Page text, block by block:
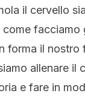
il cervello
come facciamo
forma il nostro
allenare il
e fare in